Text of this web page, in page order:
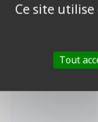
Ce site utilise
Tout